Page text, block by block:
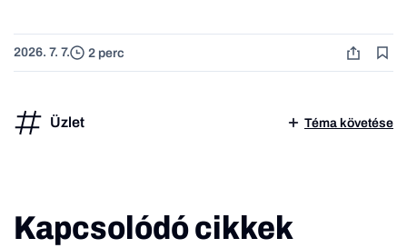
2026. 7. 7. 2 perc
Üzlet Téma követése
Kapcsolódó cikkek